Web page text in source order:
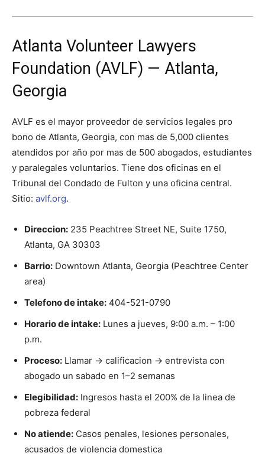
Atlanta Volunteer Lawyers
Foundation (AVLF) — Atlanta,
Georgia
AVLF es el mayor proveedor de servicios legales pro
bono de Atlanta, Georgia, con mas de 5,000 clientes
atendidos por año por mas de 500 abogados, estudiantes
y paralegales voluntarios. Tiene dos oficinas en el
Tribunal del Condado de Fulton y una oficina central.
Sitio: avlf.org.
Direccion: 235 Peachtree Street NE, Suite 1750,
Atlanta, GA 30303
Barrio: Downtown Atlanta, Georgia (Peachtree Center
area)
Telefono de intake: 404-521-0790
Horario de intake: Lunes a jueves, 9:00 a.m. – 1:00
p.m.
Proceso: Llamar → calificacion → entrevista con
abogado un sabado en 1–2 semanas
Elegibilidad: Ingresos hasta el 200% de la linea de
pobreza federal
No atiende: Casos penales, lesiones personales,
acusados de violencia domestica